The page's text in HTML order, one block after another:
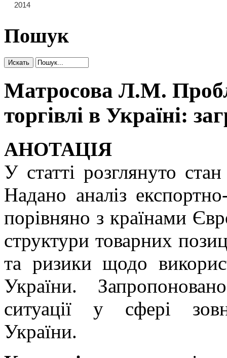
2014
Пошук
Матросова Л.М.
торгівлі в Україні:
АНОТАЦІЯ
У статті розглянуто
Надано аналіз
порівняно з країнами
структури товарних
та ризики щодо
України.
ситуації у сфері
України.